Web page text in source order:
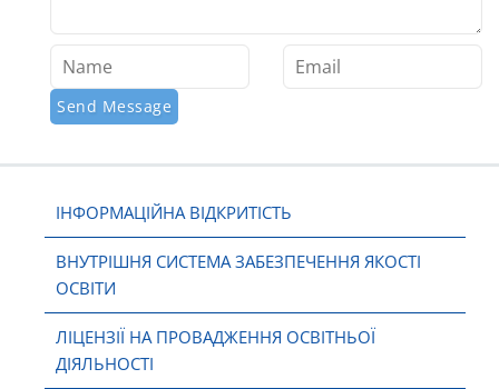
ІНФОРМАЦІЙНА ВІДКРИТІСТЬ
ВНУТРІШНЯ СИСТЕМА ЗАБЕЗПЕЧЕННЯ ЯКОСТІ
ОСВІТИ
ЛІЦЕНЗІЇ НА ПРОВАДЖЕННЯ ОСВІТНЬОЇ
ДІЯЛЬНОСТІ